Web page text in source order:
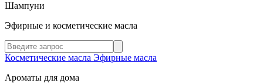
Шампуни
Эфирные и косметические масла
Косметические масла Эфирные масла
Ароматы для дома